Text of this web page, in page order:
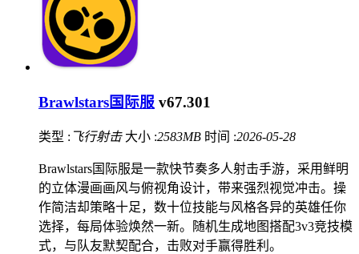
Brawlstars国际服 v67.301
类型 : 飞行射击 大小 :2583MB 时间 :2026-05-28
Brawlstars国际服是一款快节奏多人射击手游，采用鲜明
的立体漫画画风与俯视角设计，带来强烈视觉冲击。操
作简洁却策略十足，数十位技能与风格各异的英雄任你
选择，每局体验焕然一新。随机生成地图搭配3v3竞技模
式，与队友默契配合，击败对手赢得胜利。